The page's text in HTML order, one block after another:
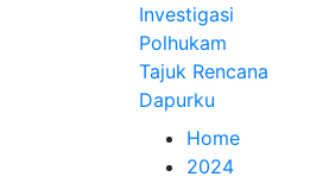
Investigasi
Polhukam
Tajuk Rencana
Dapurku
Home
2024